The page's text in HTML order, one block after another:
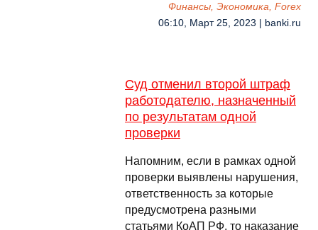
Финансы, Экономика, Forex
06:10, Март 25, 2023 | banki.ru
Суд отменил второй штраф
работодателю, назначенный
по результатам одной
проверки
Напомним, если в рамках одной
проверки выявлены нарушения,
ответственность за которые
предусмотрена разными
статьями КоАП РФ, то наказание